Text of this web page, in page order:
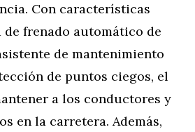
Con características
de frenado automático de
de mantenimiento
de puntos ciegos, el
a los conductores y
en la carretera. Además,